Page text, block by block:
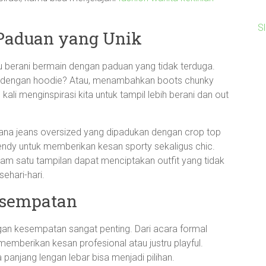
yang Unik
bermain dengan paduan yang tidak terduga.
hoodie? Atau, menambahkan boots chunky
menginspirasi kita untuk tampil lebih berani dan out
jeans oversized yang dipadukan dengan crop top
untuk memberikan kesan sporty sekaligus chic.
satu tampilan dapat menciptakan outfit yang tidak
hari.
kesempatan sangat penting. Dari acara formal
kesan profesional atau justru playful.
lengan lebar bisa menjadi pilihan.